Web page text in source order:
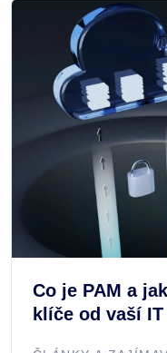
Co je PAM a
klíče od vaší